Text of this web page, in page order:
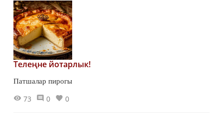
Телеңне йотарлык!
Патшалар пирогы
73 0 0